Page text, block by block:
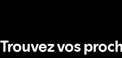
Trouvez vos